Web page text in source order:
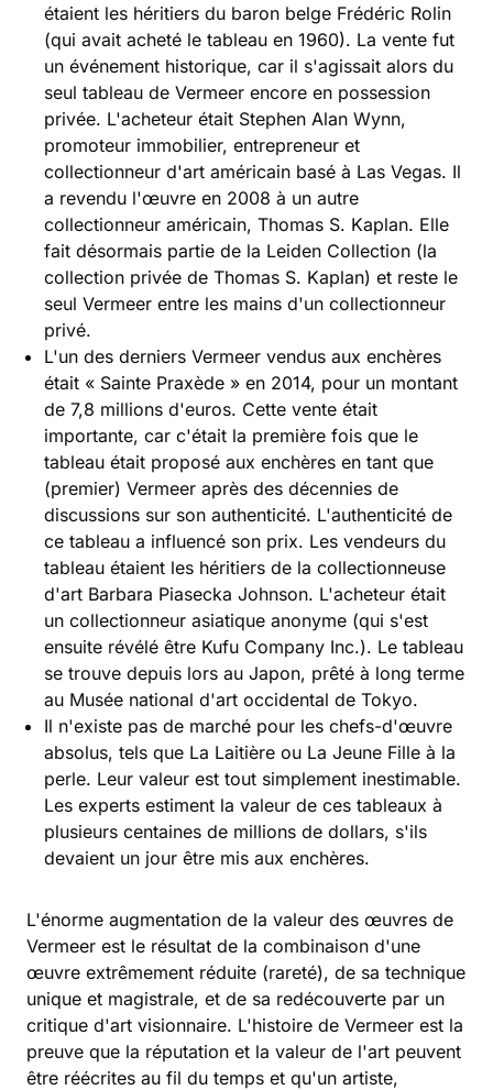
étaient les héritiers du baron belge Frédéric Rolin
(qui avait acheté le tableau en 1960). La vente fut
un événement historique, car il s'agissait alors du
seul tableau de Vermeer encore en possession
privée. L'acheteur était Stephen Alan Wynn,
promoteur immobilier, entrepreneur et
collectionneur d'art américain basé à Las Vegas. Il
a revendu l'œuvre en 2008 à un autre
collectionneur américain, Thomas S. Kaplan. Elle
fait désormais partie de la Leiden Collection (la
collection privée de Thomas S. Kaplan) et reste le
seul Vermeer entre les mains d'un collectionneur
privé.
L'un des derniers Vermeer vendus aux enchères
était « Sainte Praxède » en 2014, pour un montant
de 7,8 millions d'euros. Cette vente était
importante, car c'était la première fois que le
tableau était proposé aux enchères en tant que
(premier) Vermeer après des décennies de
discussions sur son authenticité. L'authenticité de
ce tableau a influencé son prix. Les vendeurs du
tableau étaient les héritiers de la collectionneuse
d'art Barbara Piasecka Johnson. L'acheteur était
un collectionneur asiatique anonyme (qui s'est
ensuite révélé être Kufu Company Inc.). Le tableau
se trouve depuis lors au Japon, prêté à long terme
au Musée national d'art occidental de Tokyo.
Il n'existe pas de marché pour les chefs-d'œuvre
absolus, tels que La Laitière ou La Jeune Fille à la
perle. Leur valeur est tout simplement inestimable.
Les experts estiment la valeur de ces tableaux à
plusieurs centaines de millions de dollars, s'ils
devaient un jour être mis aux enchères.
L'énorme augmentation de la valeur des œuvres de
Vermeer est le résultat de la combinaison d'une
œuvre extrêmement réduite (rareté), de sa technique
unique et magistrale, et de sa redécouverte par un
critique d'art visionnaire. L'histoire de Vermeer est la
preuve que la réputation et la valeur de l'art peuvent
être réécrites au fil du temps et qu'un artiste,